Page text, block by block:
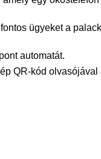
ügyeket a
automatát.
QR-kód